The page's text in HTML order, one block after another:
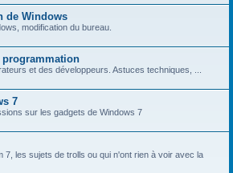
de Windows
modification du bureau.
et des développeurs. Astuces techniques, ...
7
sur les gadgets de Windows 7
7, les sujets de trolls ou qui n'ont rien à voir avec la